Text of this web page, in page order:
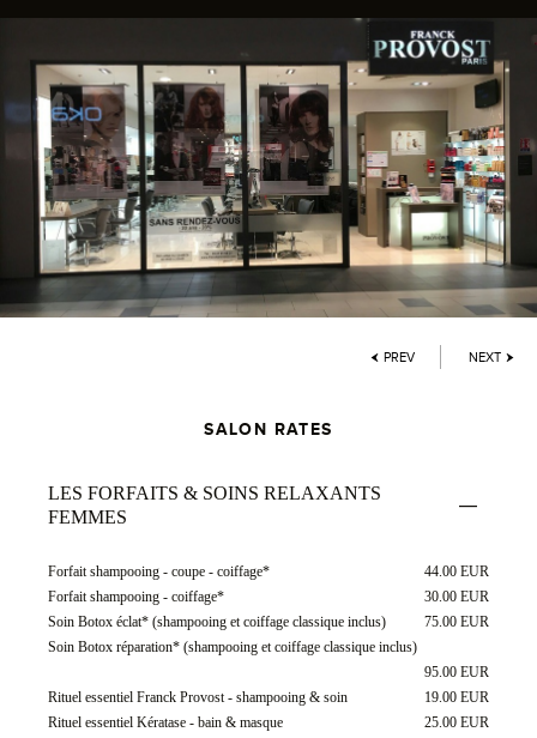
PREV NEXT
SALON RATES
LES FORFAITS & SOINS RELAXANTS
FEMMES
Forfait shampooing - coupe - coiffage*
44.00 EUR
Forfait shampooing - coiffage*
30.00 EUR
Soin Botox éclat* (shampooing et coiffage classique inclus)
75.00 EUR
Soin Botox réparation* (shampooing et coiffage classique inclus)
95.00 EUR
Rituel essentiel Franck Provost - shampooing & soin
19.00 EUR
Rituel essentiel Kératase - bain & masque
25.00 EUR